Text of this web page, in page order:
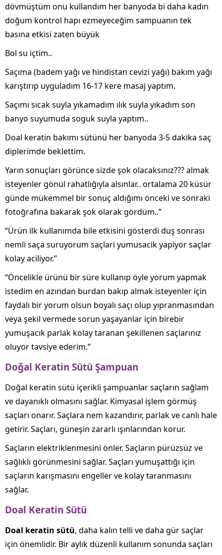
dövmüştüm onu kullandım her banyoda bi daha kadın
doğum kontrol hapı ezmeyeceğim sampuanın tek
basına etkisi zaten büyük
Bol su içtim..
Saçıma (badem yağı ve hindistan cevizi yağı) bakım yağı
karıştırıp uyguladım 16-17 kere masaj yaptım.
Saçımı sıcak suyla yıkamadım ılık suyla yıkadım son
banyo suyumuda soguk suyla yaptım..
Doal keratin bakımı sütünü her banyoda 3-5 dakika saç
diplerimde beklettim.
Yarın sonuçları görünce sizde şok olacaksınız??? almak
isteyenler gönül rahatlığıyla alsınlar.. ortalama 20 küsür
günde mükemmel bir sonuç aldığımı önceki ve sonraki
fotoğrafına bakarak şok olarak gördüm..”
“Ürün ilk kullanımda bile etkisini gösterdi duş sonrası
nemli saça suruyorum saçlari yumusacik yapiyor saçlar
kolay aciliyor.”
“Öncelikle ürünü bir süre kullanıp öyle yorum yapmak
istedim en azından burdan bakıp almak isteyenler için
faydalı bir yorum olsun boyalı saçı olup yıpranmasından
veya şekil vermede sorun yaşayanlar için birebir
yumuşacık parlak kolay taranan şekillenen saçlarınız
oluyor tavsiye ederim.”
Doğal Keratin Sütü Şampuan
Doğal keratin sütü içerikli şampuanlar saçların sağlam
ve dayanıklı olmasını sağlar. Kimyasal işlem görmüş
saçları onarır. Saçlara nem kazandırır, parlak ve canlı hale
getirir. Saçları, güneşin zararlı ışınlarından korur.
Saçların elektriklenmesini önler. Saçların pürüzsüz ve
sağlıklı görünmesini sağlar. Saçları yumuşattığı için
saçların karışmasını engeller ve kolay taranmasını
sağlar.
Doal Keratin Sütü
Doal keratin sütü, daha kalın telli ve daha gür saçlar
için önemlidir. Bir aylık düzenli kullanım sonunda saçları